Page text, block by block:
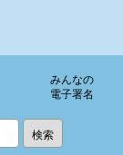
みんなの
電子署名